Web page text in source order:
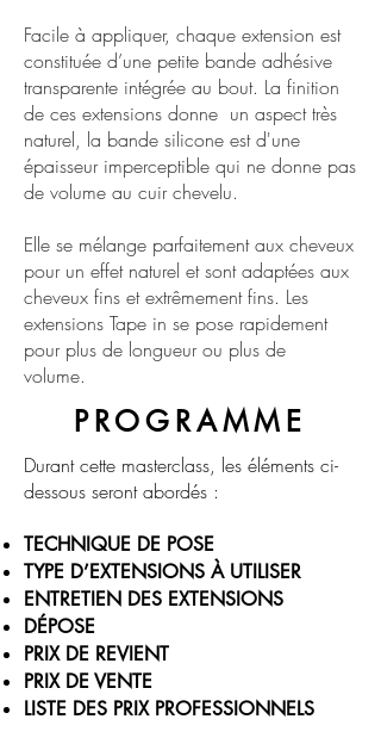
Facile à appliquer, chaque extension est
constituée d’une petite bande adhésive
transparente intégrée au bout. La finition
de ces extensions donne un aspect très
naturel, la bande silicone est d'une
épaisseur imperceptible qui ne donne pas
de volume au cuir chevelu.
Elle se mélange parfaitement aux cheveux
pour un effet naturel et sont adaptées aux
cheveux fins et extrêmement fins. Les
extensions Tape in se pose rapidement
pour plus de longueur ou plus de
volume.
PROGRAMME
Durant cette masterclass, les éléments ci-
dessous seront abordés :
TECHNIQUE DE POSE
TYPE D’EXTENSIONS À UTILISER
ENTRETIEN DES EXTENSIONS
DÉPOSE
PRIX DE REVIENT
PRIX DE VENTE
LISTE DES PRIX PROFESSIONNELS